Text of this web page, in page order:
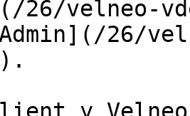
26/velneo-
26/